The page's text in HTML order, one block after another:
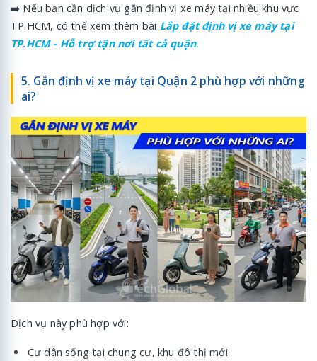
➡️ Nếu bạn cần dịch vụ gắn định vị xe máy tại nhiều khu vực
TP.HCM, có thể xem thêm bài Lắp đặt định vị xe máy tại
TP.HCM - Hỗ trợ tận nơi tất cả quận.
5. Gắn định vị xe máy tại Quận 2 phù hợp với những
ai?
Dịch vụ này phù hợp với:
Cư dân sống tại chung cư, khu đô thị mới